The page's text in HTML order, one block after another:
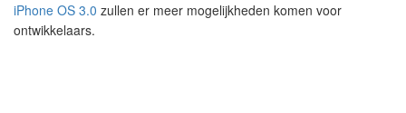
iPhone OS 3.0 zullen er meer mogelijkheden komen voor
ontwikkelaars.